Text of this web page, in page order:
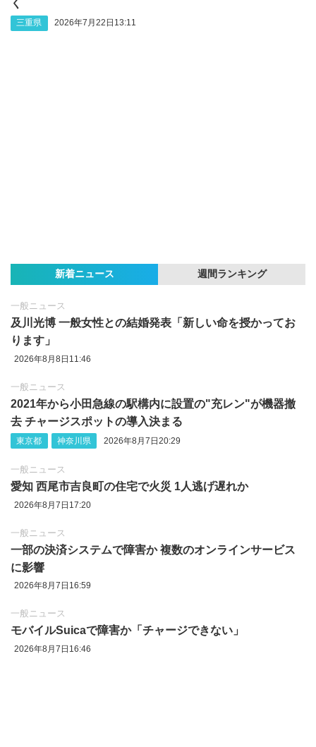
く
三重県 2026年7月22日13:11
新着ニュース 週間ランキング
一般ニュース
及川光博 一般女性との結婚発表「新しい命を授かってお
ります」
2026年8月8日11:46
一般ニュース
2021年から小田急線の駅構内に設置の"充レン"が機器撤
去 チャージスポットの導入決まる
東京都 神奈川県 2026年8月7日20:29
一般ニュース
愛知 西尾市吉良町の住宅で火災 1人逃げ遅れか
2026年8月7日17:20
一般ニュース
一部の決済システムで障害か 複数のオンラインサービス
に影響
2026年8月7日16:59
一般ニュース
モバイルSuicaで障害か「チャージできない」
2026年8月7日16:46